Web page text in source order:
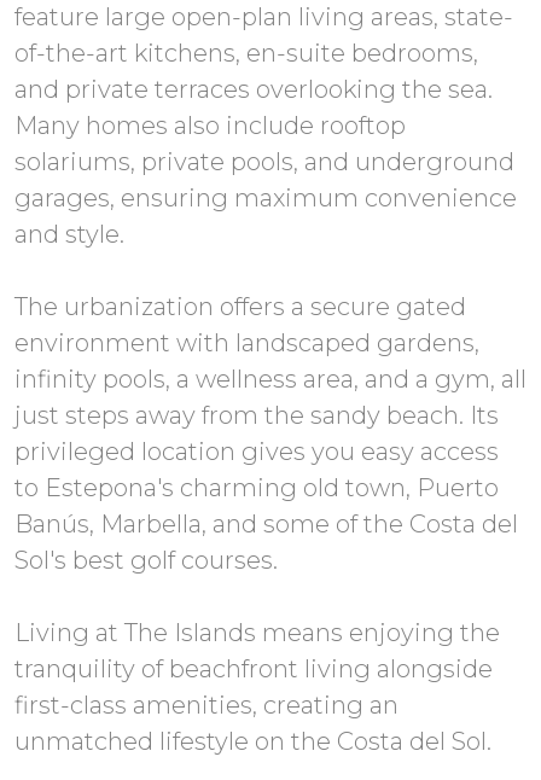
feature large open-plan living areas, state-
of-the-art kitchens, en-suite bedrooms,
and private terraces overlooking the sea.
Many homes also include rooftop
solariums, private pools, and underground
garages, ensuring maximum convenience
and style.
The urbanization offers a secure gated
environment with landscaped gardens,
infinity pools, a wellness area, and a gym, all
just steps away from the sandy beach. Its
privileged location gives you easy access
to Estepona's charming old town, Puerto
Banús, Marbella, and some of the Costa del
Sol's best golf courses.
Living at The Islands means enjoying the
tranquility of beachfront living alongside
first-class amenities, creating an
unmatched lifestyle on the Costa del Sol.